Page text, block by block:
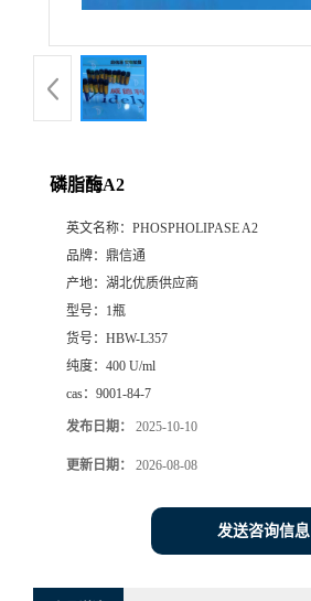
磷脂酶A2
英文名称： PHOSPHOLIPASE A2
品牌： 鼎信通
产地： 湖北优质供应商
型号： 1瓶
货号： HBW-L357
纯度： 400 U/ml
cas： 9001-84-7
发布日期： 2025-10-10
更新日期： 2026-08-08
发送咨询信息